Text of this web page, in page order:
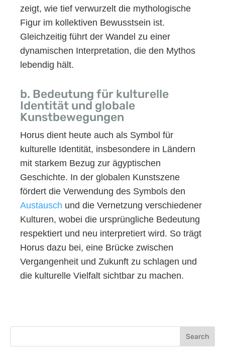
zeigt, wie tief verwurzelt die mythologische
Figur im kollektiven Bewusstsein ist.
Gleichzeitig führt der Wandel zu einer
dynamischen Interpretation, die den Mythos
lebendig hält.
b. Bedeutung für kulturelle
Identität und globale
Kunstbewegungen
Horus dient heute auch als Symbol für
kulturelle Identität, insbesondere in Ländern
mit starkem Bezug zur ägyptischen
Geschichte. In der globalen Kunstszene
fördert die Verwendung des Symbols den
Austausch und die Vernetzung verschiedener
Kulturen, wobei die ursprüngliche Bedeutung
respektiert und neu interpretiert wird. So trägt
Horus dazu bei, eine Brücke zwischen
Vergangenheit und Zukunft zu schlagen und
die kulturelle Vielfalt sichtbar zu machen.